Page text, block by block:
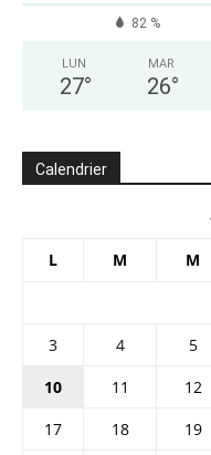
82 %
LUN
27°
MAR
26°
Calendrier
L M M
3
4 5
10
11 12
17
18 19